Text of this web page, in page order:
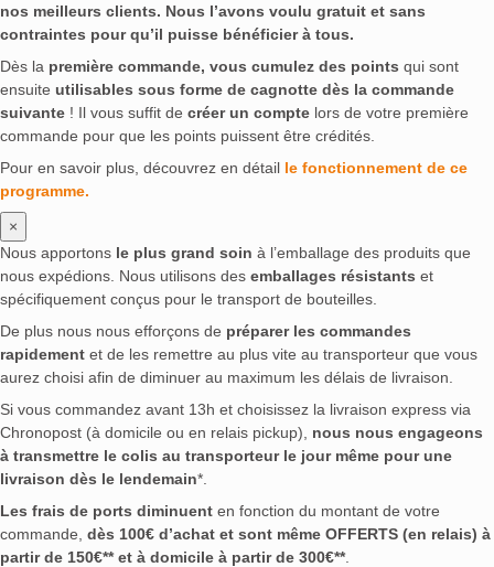
nos meilleurs clients. Nous l’avons voulu gratuit et sans
contraintes pour qu’il puisse bénéficier à tous.
Dès la première commande, vous cumulez des points qui sont
ensuite utilisables sous forme de cagnotte dès la commande
suivante ! Il vous suffit de créer un compte lors de votre première
commande pour que les points puissent être crédités.
Pour en savoir plus, découvrez en détail le fonctionnement de ce
programme.
×
Nous apportons le plus grand soin à l’emballage des produits que
nous expédions. Nous utilisons des emballages résistants et
spécifiquement conçus pour le transport de bouteilles.
De plus nous nous efforçons de préparer les commandes
rapidement et de les remettre au plus vite au transporteur que vous
aurez choisi afin de diminuer au maximum les délais de livraison.
Si vous commandez avant 13h et choisissez la livraison express via
Chronopost (à domicile ou en relais pickup), nous nous engageons
à transmettre le colis au transporteur le jour même pour une
livraison dès le lendemain*.
Les frais de ports diminuent en fonction du montant de votre
commande, dès 100€ d’achat et sont même OFFERTS (en relais) à
partir de 150€** et à domicile à partir de 300€**.